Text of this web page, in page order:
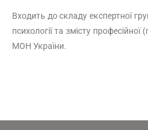
Входить до складу експертної
психології та змісту професійної
МОН України.